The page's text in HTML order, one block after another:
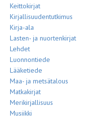
Keittokirjat
Kirjallisuudentutkimus
Kirja-ala
Lasten- ja nuortenkirjat
Lehdet
Luonnontiede
Lääketiede
Maa- ja metsätalous
Matkakirjat
Merikirjallisuus
Musiikki